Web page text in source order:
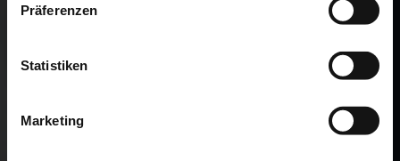
Präferenzen
Statistiken
Marketing